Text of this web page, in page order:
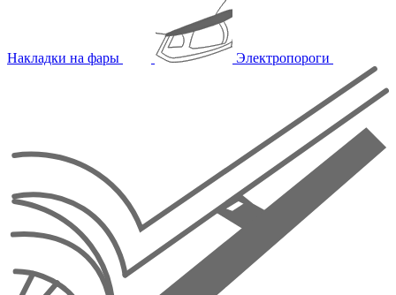
Накладки на фары Электропороги